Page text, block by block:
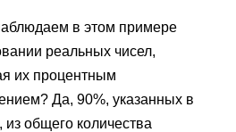
в этом примере
реальных чисел,
их процентным
Да, 90%, указанных в
из общего количества